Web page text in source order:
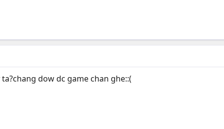
dow dc game chan ghe::(